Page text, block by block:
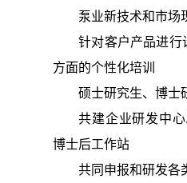
泵业新技术和市场
针对客户产品进行
方面的个性化培训
硕士研究生、博士
共建企业研发中
博士后工作站
共同申报和研发各